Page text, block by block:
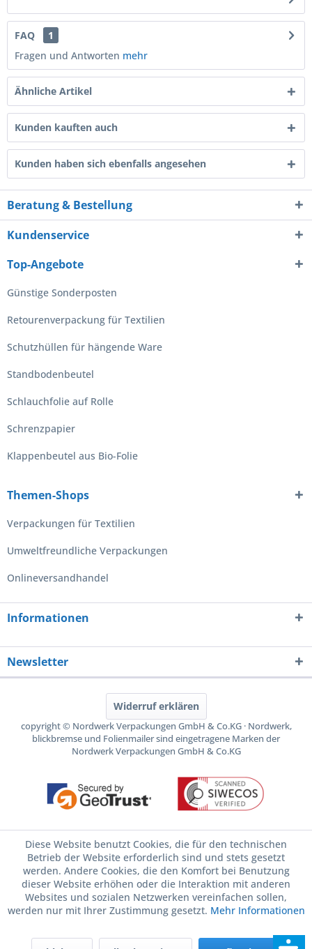
FAQ
1
Fragen und Antworten mehr
Ähnliche Artikel
Kunden kauften auch
Kunden haben sich ebenfalls angesehen
Beratung & Bestellung
Kundenservice
Top-Angebote
Günstige Sonderposten
Retourenverpackung für Textilien
Schutzhüllen für hängende Ware
Standbodenbeutel
Schlauchfolie auf Rolle
Schrenzpapier
Klappenbeutel aus Bio-Folie
Themen-Shops
Verpackungen für Textilien
Umweltfreundliche Verpackungen
Onlineversandhandel
Informationen
Newsletter
Widerruf erklären
copyright © Nordwerk Verpackungen GmbH & Co.KG · Nordwerk,
blickbremse und Folienmailer sind eingetragene Marken der
Nordwerk Verpackungen GmbH & Co.KG
Diese Website benutzt Cookies, die für den technischen
Betrieb der Website erforderlich sind und stets gesetzt
werden. Andere Cookies, die den Komfort bei Benutzung
dieser Website erhöhen oder die Interaktion mit anderen
Websites und sozialen Netzwerken vereinfachen sollen,
werden nur mit Ihrer Zustimmung gesetzt. Mehr Informationen